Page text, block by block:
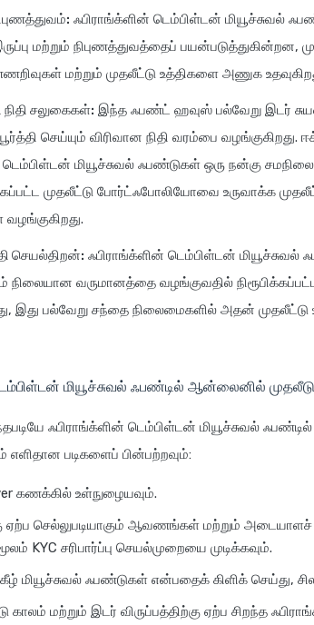
ஃபிராங்க்ளின் டெம்பிள்டன் மியூச்சுவல்
மற்றும் நிபுணத்துவத்தைப் பயன்படுத்துகின்றன,
மற்றும் முதலீட்டு உத்திகளை அணுக
சலுகைகள்: இந்த ஃபண்ட் ஹவுஸ் பல்வேறு இடர்
செய்யும் விரிவான நிதி வரம்பை வழங்குகிறது.
டெம்பிள்டன் மியூச்சுவல் ஃபண்டுகள் ஒரு நன்கு
முதலீட்டு போர்ட்ஃபோலியோவை உருவாக்க
செயல்திறன்: ஃபிராங்க்ளின் டெம்பிள்டன்
நிலையான வருமானத்தை வழங்குவதில்
இது பல்வேறு சந்தை நிலைமைகளில் அதன் முதலீட்டு
மியூச்சுவல் ஃபண்டில் ஆன்லைனில் முதலீடு
ஃபிராங்க்ளின் டெம்பிள்டன் மியூச்சுவல்
எளிதான படிகளைப் பின்பற்றவும்:
கணக்கில் உள்நுழையவும்.
ஏற்ப செல்லுபடியாகும் ஆவணங்கள் மற்றும்
KYC சரிபார்ப்பு செயல்முறையை முடிக்கவும்.
மியூச்சுவல் ஃபண்டுகள் என்பதைக் கிளிக் செய்து,
காலம் மற்றும் இடர் விருப்பத்திற்கு ஏற்ப சிறந்த